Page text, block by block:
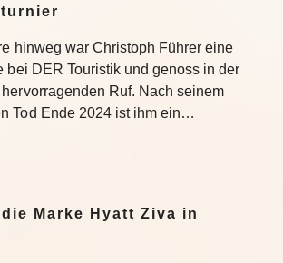
hinweg war Christoph Führer eine
bei DER Touristik und genoss in der
Ruf. Nach seinem
Tod Ende 2024 ist ihm ein…
Marke Hyatt Ziva in